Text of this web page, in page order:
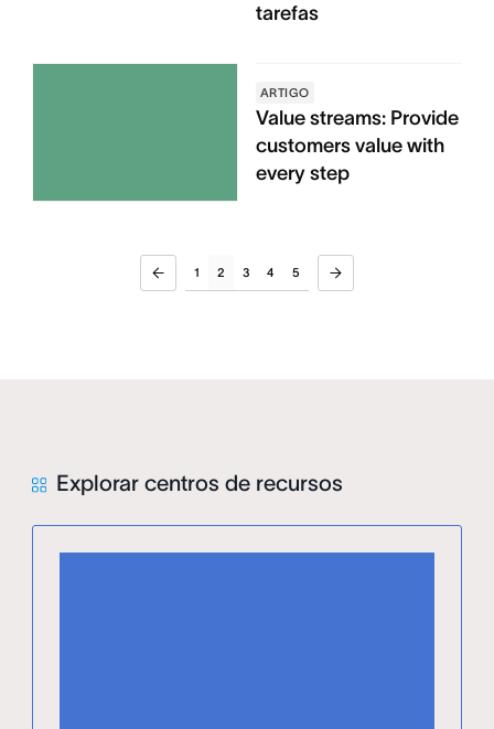
tarefas
ARTIGO
Value streams: Provide
customers value with
every step
1 2 3 4 5
Explorar centros de recursos